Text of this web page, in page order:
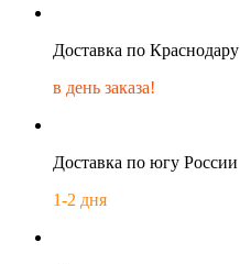
Доставка по Краснодару
в день заказа!
Доставка по югу России
1-2 дня